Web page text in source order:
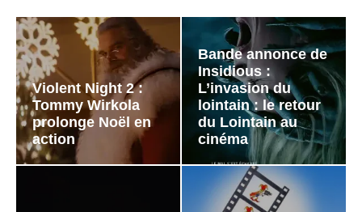
Violent Night 2 :
Tommy Wirkola
prolonge Noël en
action
Bande annonce de
Insidious :
L’invasion du
lointain : le retour
du Lointain au
cinéma